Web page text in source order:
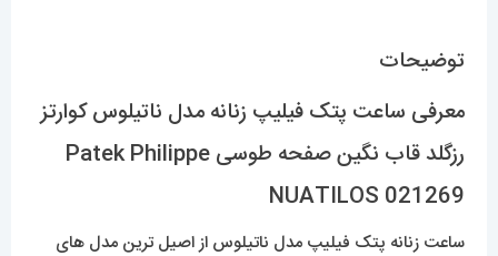
021269
توضیحات
معرفی ساعت پتک فیلیپ زنانه مدل ناتیلوس کوارتز
رزگلد قاب نگین صفحه طوسی Patek Philippe
NUATILOS 021269
ساعت زنانه پتک فیلیپ مدل ناتیلوس از اصیل ترین مدل های